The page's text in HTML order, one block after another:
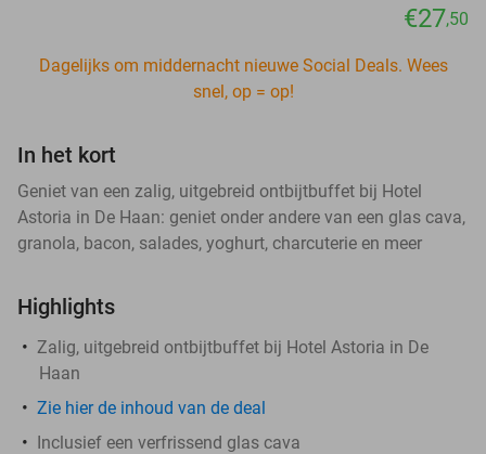
€27,50
Dagelijks om middernacht nieuwe Social Deals. Wees
snel, op = op!
In het kort
Geniet van een zalig, uitgebreid ontbijtbuffet bij Hotel
Astoria in De Haan: geniet onder andere van een glas cava,
granola, bacon, salades, yoghurt, charcuterie en meer
Highlights
Zalig, uitgebreid ontbijtbuffet bij Hotel Astoria in De
Haan
Zie hier de inhoud van de deal
Inclusief een verfrissend glas cava